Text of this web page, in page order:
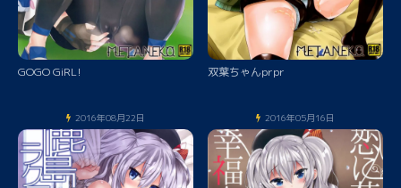
GOGO GiRL! 双葉ちゃんprpr
2016年08月22日 2016年05月16日